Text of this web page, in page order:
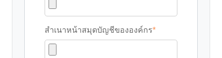
สำเนาหน้าสมุดบัญชีขององค์กร*